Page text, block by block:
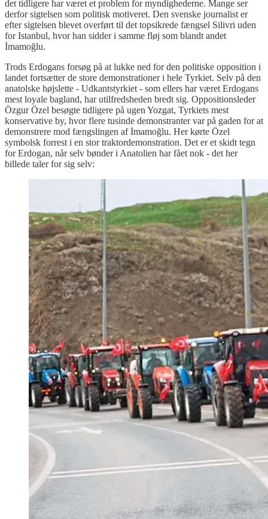
det tidligere har været et problem for myndighederne. Mange ser
derfor sigtelsen som politisk motiveret. Den svenske journalist er
efter sigtelsen blevet overført til det topsikrede fængsel Silivri uden
for Istanbul, hvor han sidder i samme fløj som blandt andet
İmamoğlu.
Trods Erdogans forsøg på at lukke ned for den politiske opposition i
landet fortsætter de store demonstrationer i hele Tyrkiet. Selv på den
anatolske højslette - Udkantstyrkiet - som ellers har været Erdogans
mest loyale bagland, har utilfredsheden bredt sig. Oppositionsleder
Özgur Özel besøgte tidligere på ugen Yozgat, Tyrkiets mest
konservative by, hvor flere tusinde demonstranter var på gaden for at
demonstrere mod fængslingen af İmamoğlu. Her kørte Özel
symbolsk forrest i en stor traktordemonstration. Det er et skidt tegn
for Erdogan, når selv bønder i Anatolien har fået nok - det her
billede taler for sig selv: